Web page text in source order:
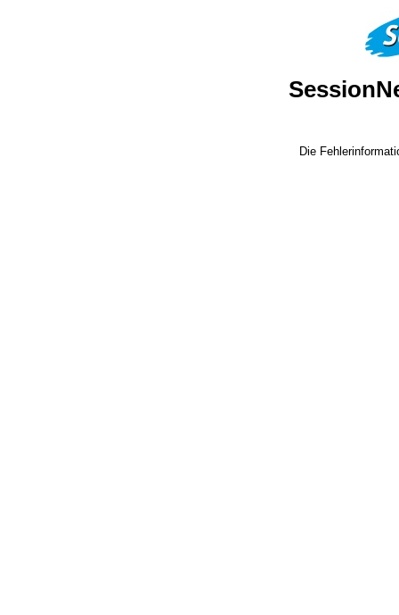
Die